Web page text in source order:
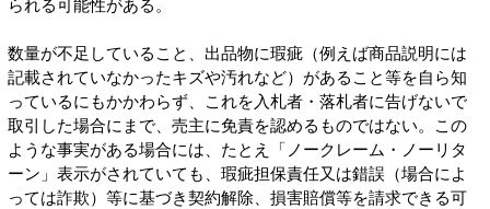
られる可能性がある。
数量が不足していること、出品物に瑕疵（例えば商品説明には
記載されていなかったキズや汚れなど）があること等を自ら知
っているにもかかわらず、これを入札者・落札者に告げないで
取引した場合にまで、売主に免責を認めるものではない。この
ような事実がある場合には、たとえ「ノークレーム・ノーリタ
ーン」表示がされていても、瑕疵担保責任又は錯誤（場合によ
っては詐欺）等に基づき契約解除、損害賠償等を請求できる可